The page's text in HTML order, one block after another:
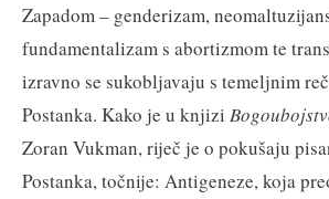
Zapadom – genderizam,
fundamentalizam s abortizmom te
izravno se sukobljavaju s temeljnim
Postanka. Kako je u knjizi
Zoran Vukman, riječ je o pokušaju
Postanka, točnije: Antigeneze, koja